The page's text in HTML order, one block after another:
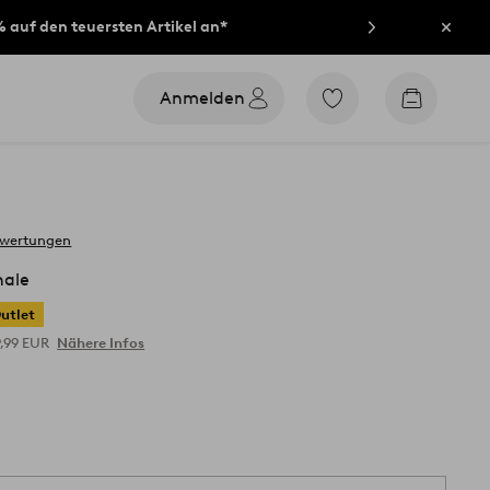
auf den teuersten Artikel an*
Anmelden
Zu
Zum
EUR Nähere Infos